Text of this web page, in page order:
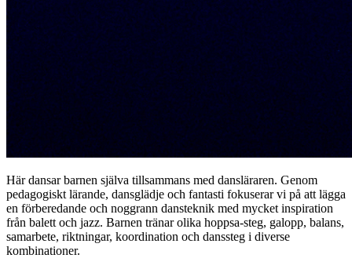
Här dansar barnen själva tillsammans med dansläraren. Genom
pedagogiskt lärande, dansglädje och fantasti fokuserar vi på att lägga
en förberedande och noggrann dansteknik med mycket inspiration
från balett och jazz. Barnen tränar olika hoppsa-steg, galopp, balans,
samarbete, riktningar, koordination och danssteg i diverse
kombinationer.